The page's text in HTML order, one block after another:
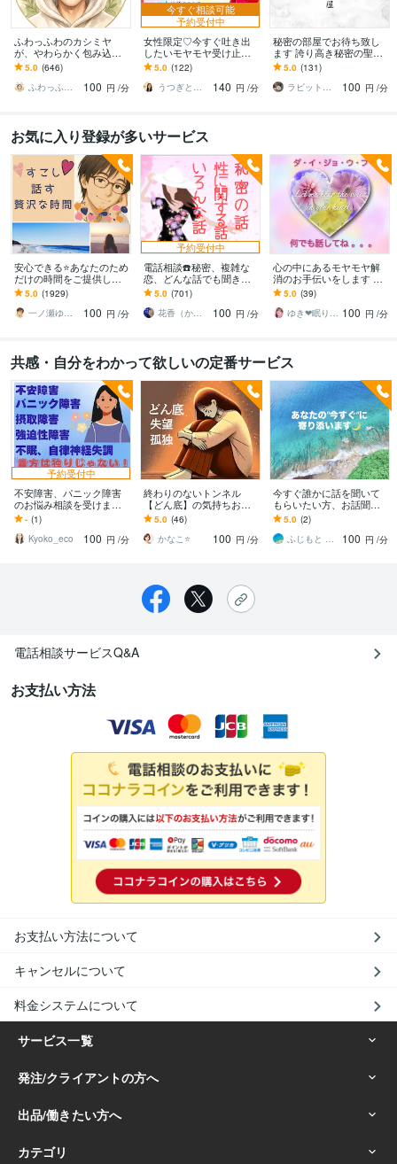
ふわっふわのカシミヤ
が、やわらかく包み込み
ます ☘️もふもふに包まれ
て、心、ほどける☘️
5.0 (646)
ふわっふわのカシミヤ
100 円 /分
今すぐ相談可能
予約受付中
女性限定♡今すぐ吐き出
したいモヤモヤ受け止め
ます 否定せず優しく寄り
添います♪たまった想いを
吐き出して心に余白
5.0 (122)
うつぎともこ（けんちゃんママ♪）
140 円 /分
秘密の部屋でお待ち致し
ます 誇り高き秘密の聖地
へようこそ！
5.0 (131)
ラビット赤石
100 円 /分
お気に入り登録が多いサービス
安心できる⭐️あなたのため
だけの時間をご提供しま
す HSPの私があなたを全
力で受け止めます。緊張
なんていらない。
5.0 (1929)
一ノ瀬ゆう★実績１０年の安心できる聞き手
100 円 /分
予約受付中
電話相談☎️秘密、複雑な
恋、どんな話でも聞きま
す あなたの思い全て受け
止めます！誰にも話せな
い方にお勧めです！
5.0 (701)
花香（かこ）
100 円 /分
心の中にあるモヤモヤ解
消のお手伝いをします ✨H
SPの私があなたの心に寄
り添い優しく受けとめま
すꕤ
5.0 (39)
ゆき❤眠り姫カウンセラー 100 円 /分
共感・自分をわかって欲しいの定番サービス
予約受付中
不安障害、パニック障害
のお悩み相談を受けます
不安障害、パニック障
害、摂取障害、不眠で悩
まれている方
- (1)
Kyoko_eco
100 円 /分
終わりのないトンネル
【どん底】の気持ちお聞
きします 【どん底の人
生】辛い/苦しい/惨めな気
持ち/先が見えない
5.0 (46)
かなこ⭐️
100 円 /分
今すぐ誰かに話を聞いて
もらいたい方、お話聞き
ます 現役カウンセラーが
あなたの『今すぐ』に寄
り添います！
5.0 (2)
ふじもと あゆみ
100 円 /分
電話相談サービスQ&A
お支払い方法
お支払い方法について
キャンセルについて
料金システムについて